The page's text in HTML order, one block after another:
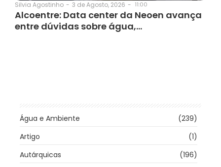
Silvia Agostinho - 3 de Agosto, 2026 - 11:00
Alcoentre: Data center da Neoen avança
entre dúvidas sobre água,…
Água e Ambiente
(239)
Artigo
(1)
Autárquicas
(196)